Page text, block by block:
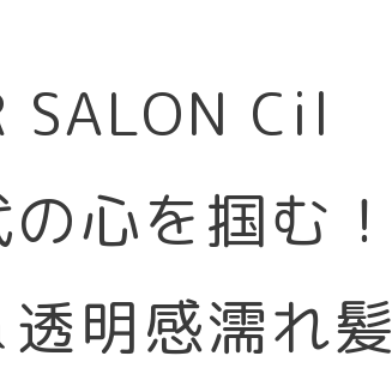
SALON Cil
心を掴む！
明感濡れ髪